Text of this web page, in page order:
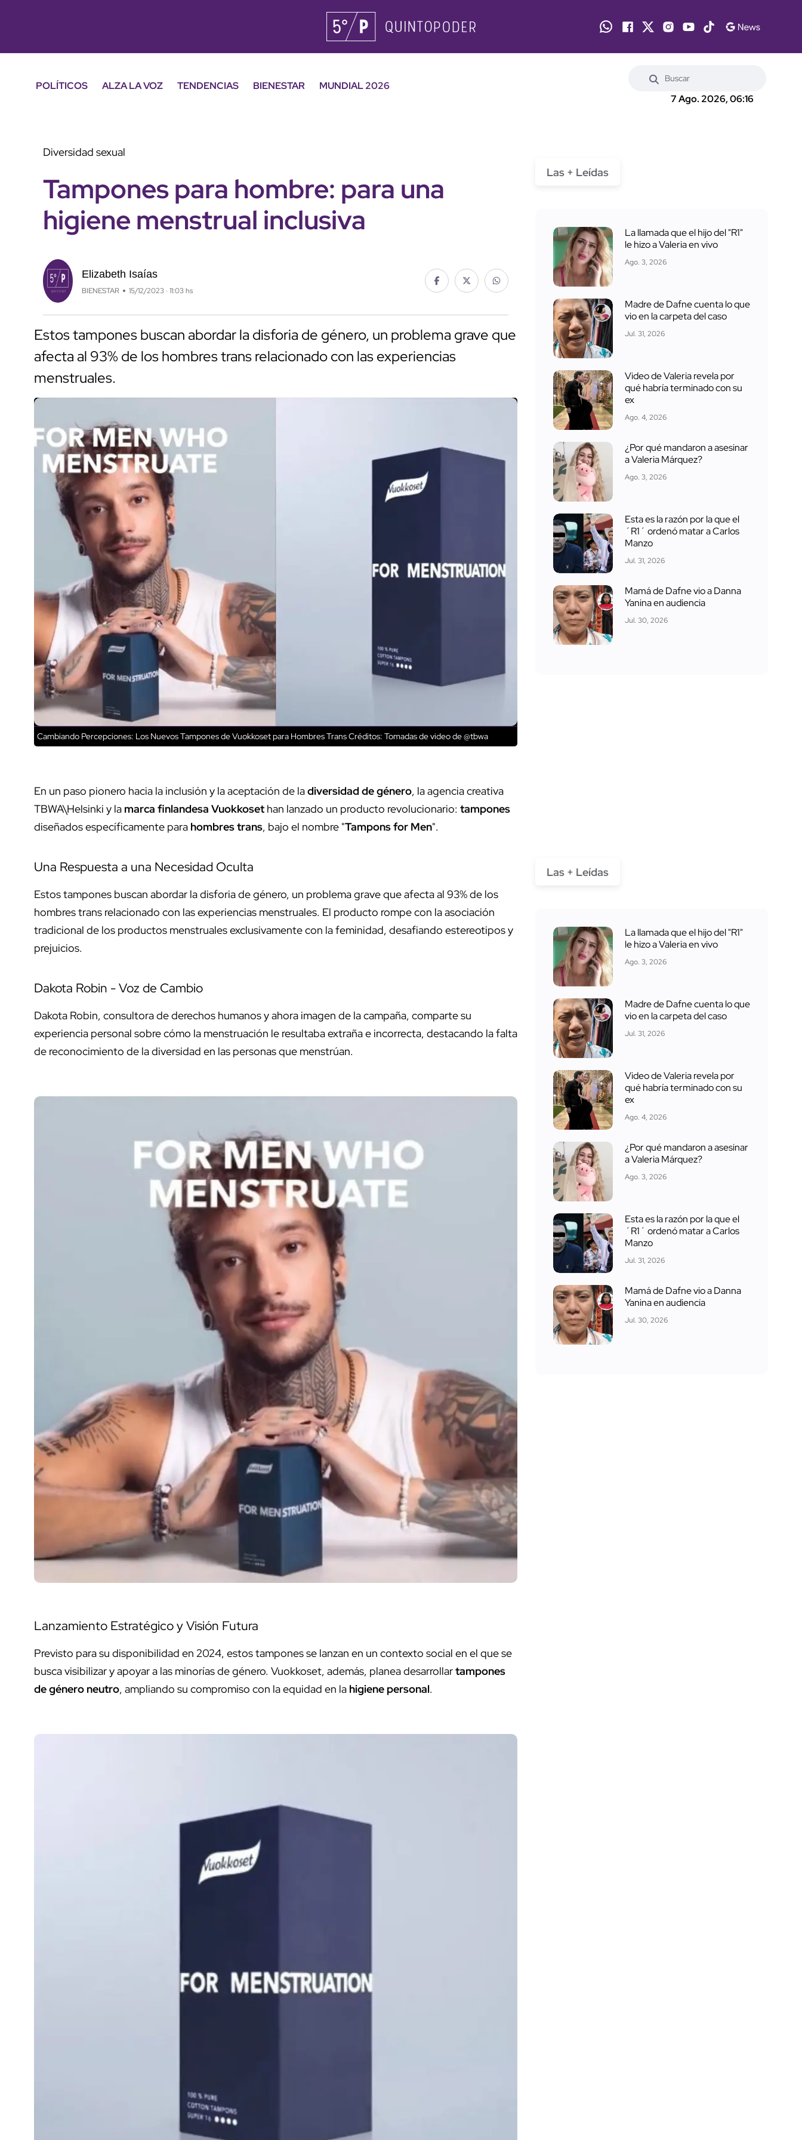
POLÍTICOS ALZA LA VOZ TENDENCIAS BIENESTAR
MUNDIAL 2026
7 Ago. 2026, 06:16
Diversidad sexual
Tampones para hombre: para una
higiene menstrual inclusiva
Elizabeth Isaías
BIENESTAR 15/12/2023 · 11:03 hs
Estos tampones buscan abordar la disforia de género, un problema grave que
afecta al 93% de los hombres trans relacionado con las experiencias
menstruales.
Cambiando Percepciones: Los Nuevos Tampones de Vuokkoset para Hombres TransCréditos: Tomadas de video de @tbwa
En un paso pionero hacia la inclusión y la aceptación de ladiversidad de género, la agencia creativa
TBWA\Helsinki y la marca finlandesa Vuokkoset han lanzado un producto revolucionario: tampones
diseñados específicamente para hombres trans, bajo el nombre "Tampons for Men".
Una Respuesta a una Necesidad Oculta
Estos tampones buscan abordar la disforia de género, un problema grave que afecta al 93% de los
hombres trans relacionado con las experiencias menstruales. El producto rompe con la asociación
tradicional de los productos menstruales exclusivamente con la feminidad, desafiando estereotipos y
prejuicios.
Dakota Robin - Voz de Cambio
Dakota Robin, consultora de derechos humanos y ahora imagen de la campaña, comparte su
experiencia personal sobre cómo la menstruación le resultaba extraña e incorrecta, destacando la falta
de reconocimiento de la diversidad en las personas que menstrúan.
Lanzamiento Estratégico y Visión Futura
Previsto para su disponibilidad en 2024, estos tampones se lanzan en un contexto social en el que se
busca visibilizar y apoyar a las minorías de género. Vuokkoset, además, planea desarrollartampones
de género neutro, ampliando su compromiso con la equidad en la higiene personal.
Las + Leídas
La llamada que el hijo del "R1"
le hizo a Valeria en vivo
Ago. 3, 2026
Madre de Dafne cuenta lo que
vio en la carpeta del caso
Jul. 31, 2026
Video de Valeria revela por
qué habría terminado con su
ex
Ago. 4, 2026
¿Por qué mandaron a asesinar
a Valeria Márquez?
Ago. 3, 2026
Esta es la razón por la que el
´R1´ ordenó matar a Carlos
Manzo
Jul. 31, 2026
Mamá de Dafne vio a Danna
Yanina en audiencia
Jul. 30, 2026
Las + Leídas
La llamada que el hijo del "R1"
le hizo a Valeria en vivo
Ago. 3, 2026
Madre de Dafne cuenta lo que
vio en la carpeta del caso
Jul. 31, 2026
Video de Valeria revela por
qué habría terminado con su
ex
Ago. 4, 2026
¿Por qué mandaron a asesinar
a Valeria Márquez?
Ago. 3, 2026
Esta es la razón por la que el
´R1´ ordenó matar a Carlos
Manzo
Jul. 31, 2026
Mamá de Dafne vio a Danna
Yanina en audiencia
Jul. 30, 2026